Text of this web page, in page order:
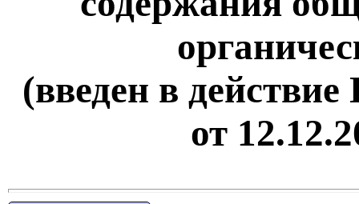
(введен в
от